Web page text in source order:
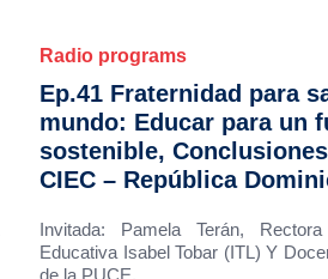
Radio programs
Ep.41 Fraternidad para
mundo: Educar para un
sostenible,
CIEC – República
Invitada: Pamela Terán,
Educativa Isabel Tobar (ITL) Y
de la PUCE.